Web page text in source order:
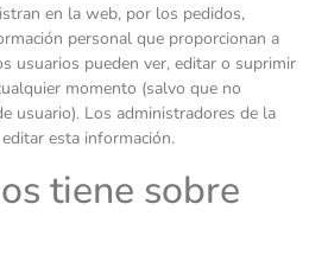
en la web, por los pedidos,
personal que proporcionan a
usuarios pueden ver, editar o suprimir
momento (salvo que no
usuario). Los administradores de la
esta información.
tiene sobre